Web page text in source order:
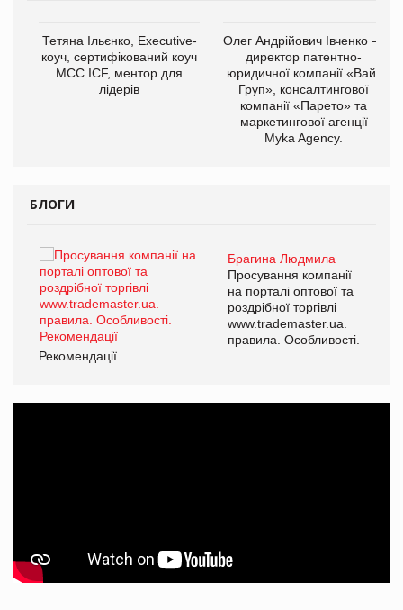
Тетяна Ільєнко, Executive-
коуч, сертифікований коуч
МСС ICF, ментор для
лідерів
Олег Андрійович Івченко —
директор патентно-
юридичної компанії «Вайз
Груп», консалтингової
компанії «Парето» та
маркетингової агенції
Myka Agency.
БЛОГИ
Брагина Людмила
Просування компанії
на порталі оптової та
роздрібної торгівлі
www.trademaster.ua.
правила. Особливості.
Рекомендації